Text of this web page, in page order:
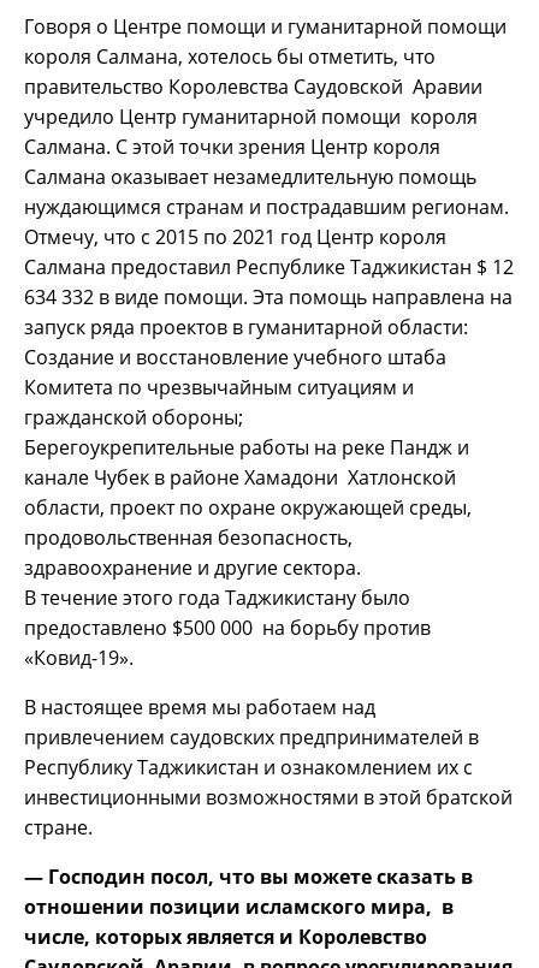
Говоря о Центре помощи и гуманитарной помощи
короля Салмана, хотелось бы отметить, что
правительство Королевства Саудовской Аравии
учредило Центр гуманитарной помощи короля
Салмана. С этой точки зрения Центр короля
Салмана оказывает незамедлительную помощь
нуждающимся странам и пострадавшим регионам.
Отмечу, что с 2015 по 2021 год Центр короля
Салмана предоставил Республике Таджикистан $ 12
634 332 в виде помощи. Эта помощь направлена на
запуск ряда проектов в гуманитарной области:
Создание и восстановление учебного штаба
Комитета по чрезвычайным ситуациям и
гражданской обороны;
Берегоукрепительные работы на реке Пандж и
канале Чубек в районе Хамадони Хатлонской
области, проект по охране окружающей среды,
продовольственная безопасность,
здравоохранение и другие сектора.
В течение этого года Таджикистану было
предоставлено $500 000 на борьбу против
«Ковид-19».
В настоящее время мы работаем над
привлечением саудовских предпринимателей в
Республику Таджикистан и ознакомлением их с
инвестиционными возможностями в этой братской
стране.
— Господин посол, что вы можете сказать в
отношении позиции исламского мира, в
числе, которых является и Королевство